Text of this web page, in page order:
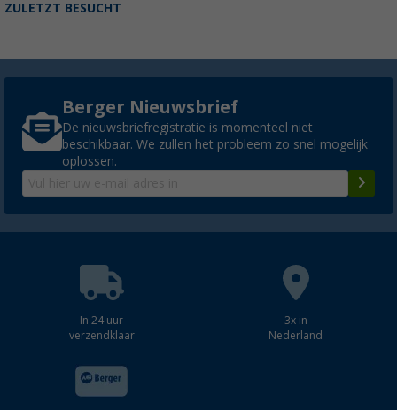
ZULETZT BESUCHT
Berger Nieuwsbrief
De nieuwsbriefregistratie is momenteel niet
beschikbaar. We zullen het probleem zo snel mogelijk
oplossen.
In 24 uur
verzendklaar
3x in
Nederland